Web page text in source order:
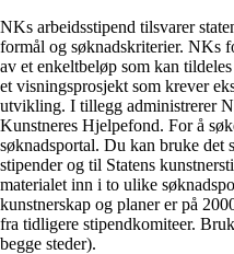
NKs arbeidsstipend tilsvarer
formål og søknadskriterier. NKs
av et enkeltbeløp som kan
et visningsprosjekt som krever
utvikling. I tillegg administrerer
Kunstneres Hjelpefond. For å
søknadsportal. Du kan bruke det
stipender og til Statens
materialet inn i to ulike
kunstnerskap og planer er på
fra tidligere stipendkomiteer.
begge steder).